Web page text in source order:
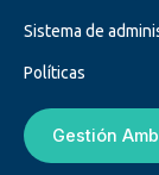
Sistema de
Políticas
Gestión